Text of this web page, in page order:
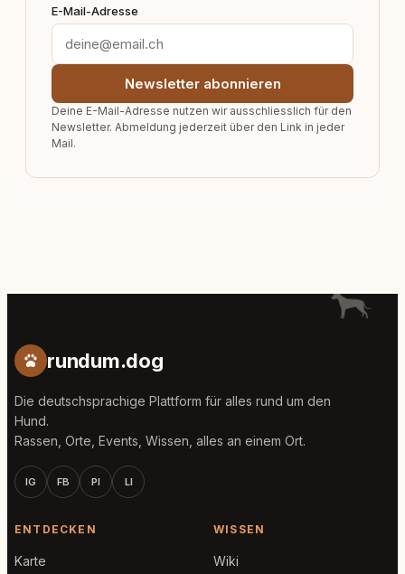
E-Mail-Adresse
Newsletter abonnieren
Deine E-Mail-Adresse nutzen wir ausschliesslich für den
Newsletter. Abmeldung jederzeit über den Link in jeder
Mail.
rundum.dog
Die deutschsprachige Plattform für alles rund um den
Hund.
Rassen, Orte, Events, Wissen, alles an einem Ort.
IG FB PI LI
ENTDECKEN
Karte
WISSEN
Wiki